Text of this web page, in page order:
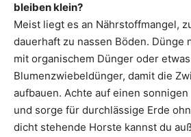
bleiben klein?
Meist liegt es an Nährstoffmangel,
dauerhaft zu nassen Böden. Dünge
mit organischem Dünger oder etwas
Blumenzwiebeldünger, damit die
aufbauen. Achte auf einen
und sorge für durchlässige Erde
dicht stehende Horste kannst du